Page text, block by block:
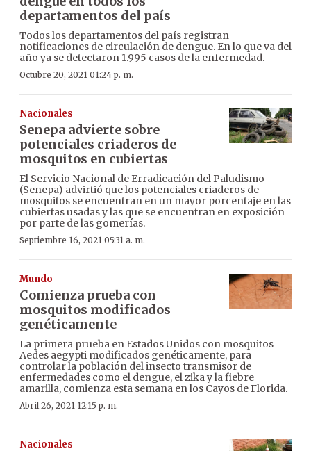
departamentos del país
Todos los departamentos del país registran
notificaciones de circulación de dengue. En lo que va del
año ya se detectaron 1.995 casos de la enfermedad.
Octubre 20, 2021 01:24 p. m.
Nacionales
Senepa advierte sobre
potenciales criaderos de
mosquitos en cubiertas
El Servicio Nacional de Erradicación del Paludismo
(Senepa) advirtió que los potenciales criaderos de
mosquitos se encuentran en un mayor porcentaje en las
cubiertas usadas y las que se encuentran en exposición
por parte de las gomerías.
Septiembre 16, 2021 05:31 a. m.
Mundo
Comienza prueba con
mosquitos modificados
genéticamente
La primera prueba en Estados Unidos con mosquitos
Aedes aegypti modificados genéticamente, para
controlar la población del insecto transmisor de
enfermedades como el dengue, el zika y la fiebre
amarilla, comienza esta semana en los Cayos de Florida.
Abril 26, 2021 12:15 p. m.
Nacionales